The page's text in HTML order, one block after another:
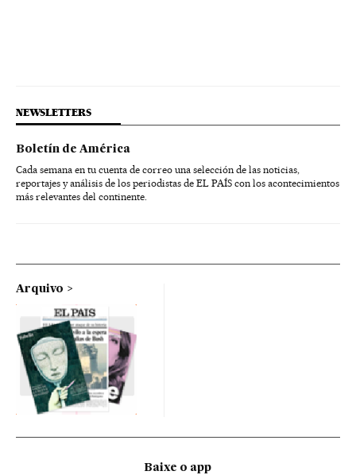
NEWSLETTERS
Boletín de América
Cada semana en tu cuenta de correo una selección de las noticias,
reportajes y análisis de los periodistas de EL PAÍS con los acontecimientos
más relevantes del continente.
Arquivo
Baixe o app